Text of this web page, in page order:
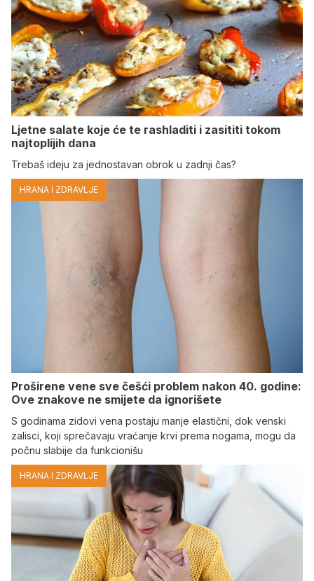
Ljetne salate koje će te rashladiti i zasititi tokom
najtoplijih dana
Trebaš ideju za jednostavan obrok u zadnji čas?
HRANA I ZDRAVLJE
Proširene vene sve češći problem nakon 40. godine:
Ove znakove ne smijete da ignorišete
S godinama zidovi vena postaju manje elastični, dok venski
zalisci, koji sprečavaju vraćanje krvi prema nogama, mogu da
počnu slabije da funkcionišu
HRANA I ZDRAVLJE